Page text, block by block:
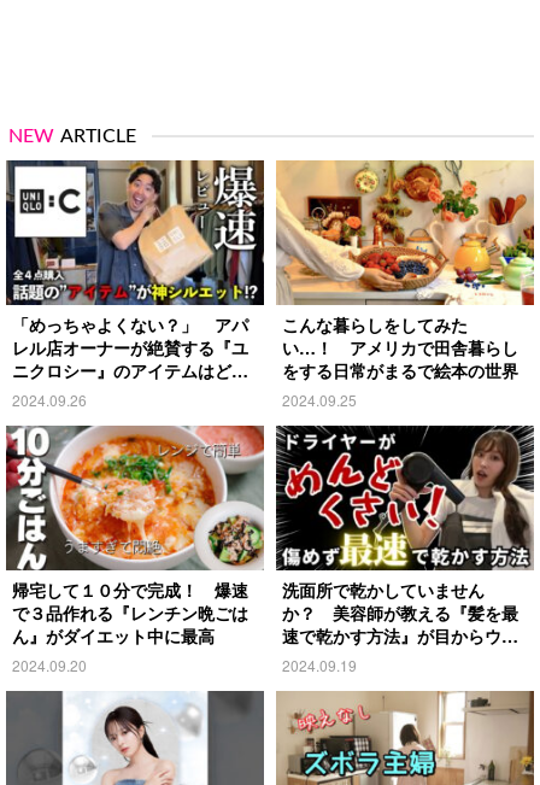
NEW ARTICLE
「めっちゃよくない？」 アパ
レル店オーナーが絶賛する『ユ
ニクロシー』のアイテムはど
れ？
2024.09.26
こんな暮らしをしてみた
い…！ アメリカで田舎暮らし
をする日常がまるで絵本の世界
2024.09.25
帰宅して１０分で完成！ 爆速
で３品作れる『レンチン晩ごは
ん』がダイエット中に最高
2024.09.20
洗面所で乾かしていません
か？ 美容師が教える『髪を最
速で乾かす方法』が目からウロ
コ
2024.09.19